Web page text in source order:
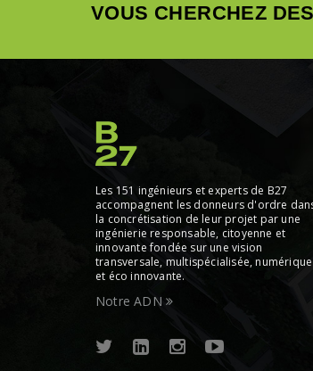
VOUS CHERCHEZ
Les 151 ingénieurs et experts de B27
accompagnent les donneurs d'ordre
la concrétisation de leur projet par une
ingénierie responsable, citoyenne et
innovante fondée sur une vision
transversale, multispécialisée, numérique
et éco innovante.
Notre ADN